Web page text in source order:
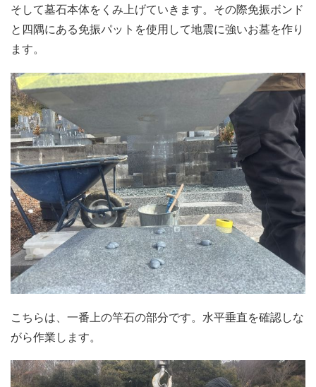
そして墓石本体をくみ上げていきます。その際免振ボンド
と四隅にある免振パットを使用して地震に強いお墓を作り
ます。
こちらは、一番上の竿石の部分です。水平垂直を確認しな
がら作業します。